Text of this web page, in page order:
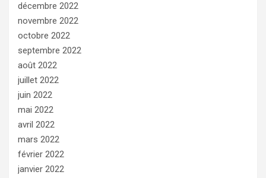
décembre 2022
novembre 2022
octobre 2022
septembre 2022
août 2022
juillet 2022
juin 2022
mai 2022
avril 2022
mars 2022
février 2022
janvier 2022